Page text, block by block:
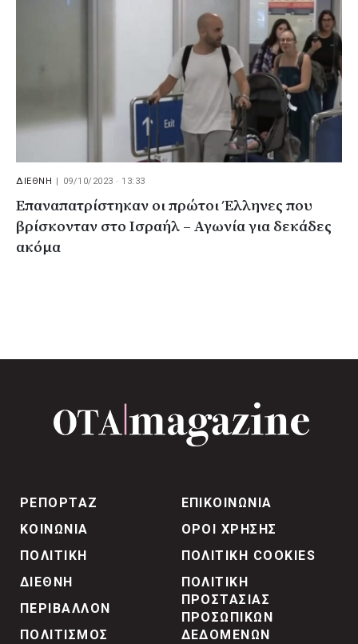
ΔΙΕΘΝΗ | 09/10/2023 · 13:33
Επαναπατρίστηκαν οι πρώτοι Έλληνες που
βρίσκονταν στο Ισραήλ – Αγωνία για δεκάδες
ακόμα
ΡΕΠΟΡΤΑΖ
ΚΟΙΝΩΝΙΑ
ΠΟΛΙΤΙΚΗ
ΔΙΕΘΝΗ
ΠΕΡΙΒΑΛΛΟΝ
ΠΟΛΙΤΙΣΜΟΣ
ΕΠΙΚΟΙΝΩΝΙΑ
ΟΡΟΙ ΧΡΗΣΗΣ
ΠΟΛΙΤΙΚΗ COOKIES
ΠΟΛΙΤΙΚΗ
ΠΡΟΣΤΑΣΙΑΣ
ΠΡΟΣΩΠΙΚΩΝ
ΔΕΔΟΜΕΝΩΝ